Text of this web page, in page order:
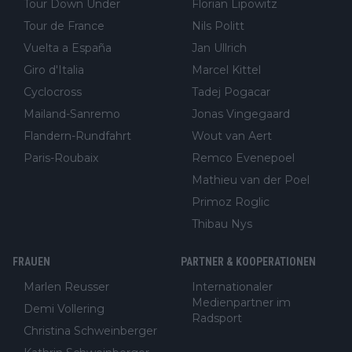
Tour Down Under
Tour de France
Vuelta a España
Giro d'Italia
Cyclocross
Mailand-Sanremo
Flandern-Rundfahrt
Paris-Roubaix
Florian Lipowitz
Nils Politt
Jan Ullrich
Marcel Kittel
Tadej Pogacar
Jonas Vingegaard
Wout van Aert
Remco Evenepoel
Mathieu van der Poel
Primoz Roglic
Thibau Nys
FRAUEN
Marlen Reusser
Demi Vollering
Christina Schweinberger
PARTNER & KOOPERATIONEN
Internationaler
Medienpartner im
Radsport